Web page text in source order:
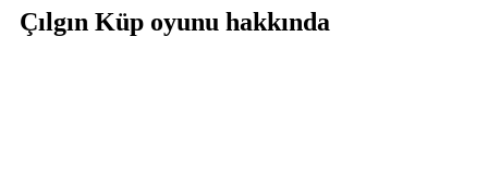
Çılgın Küp oyunu hakkında